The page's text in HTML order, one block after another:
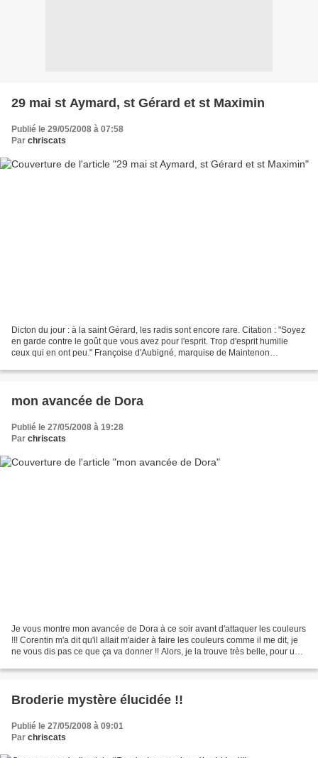
29 mai st Aymard, st Gérard et st Maximin
Publié le 29/05/2008 à 07:58
Par chriscats
Dicton du jour : à la saint Gérard, les radis sont encore rare. Citation : "Soyez
en garde contre le goût que vous avez pour l'esprit. Trop d'esprit humilie
ceux qui en ont peu." Françoise d'Aubigné, marquise de Maintenon
mon avancée de Dora
Publié le 27/05/2008 à 19:28
Par chriscats
Je vous montre mon avancée de Dora à ce soir avant d'attaquer les couleurs
!!! Corentin m'a dit qu'il allait m'aider à faire les couleurs comme il me dit, je
ne vous dis pas ce que ça va donner !! Alors, je la trouve très belle, pour une
Broderie mystère élucidée !!
Publié le 27/05/2008 à 09:01
Par chriscats